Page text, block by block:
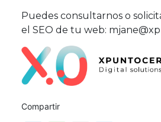
Puedes consultarnos o
el SEO de tu web:
Compartir